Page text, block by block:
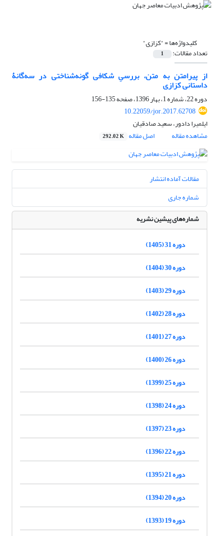
کلیدواژه‌ها ="کزازی"
تعداد مقالات: 1
از پیرامتن به متن، بررسیِ شکافی گونه‌شناختی در سه‌گانۀ
داستانی کزازی
دوره 22، شماره 1، بهار 1396، صفحه
135-156
10.22059/jor.2017.62708
ایلمیرا دادور، سعید صادقیان
مشاهده مقاله
اصل مقاله 292.02 K
مقالات آماده انتشار
شماره جاری
شماره‌های پیشین نشریه
دوره 31 (1405)
دوره 30 (1404)
دوره 29 (1403)
دوره 28 (1402)
دوره 27 (1401)
دوره 26 (1400)
دوره 25 (1399)
دوره 24 (1398)
دوره 23 (1397)
دوره 22 (1396)
دوره 21 (1395)
دوره 20 (1394)
دوره 19 (1393)